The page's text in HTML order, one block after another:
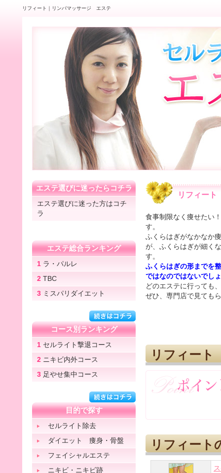
リフィート｜リンパマッサージ エステ
リフィート
食事制限なく痩せたい
す。
ふくらはぎがなかなか
が、ふくらはぎが細く
す。
ふくらはぎの形までを
ではなのではないでし
どのエステに行っても
ぜひ、専門店で見ても
リフィー
リフィート
エステ選びに迷ったらコチラ
エステ選びに迷った方はコチ
ラ
エステ総合ランキング
1 ラ・パルレ
2 TBC
3 ミスパリダイエット
コース別ランキング
1 セルライト撃退コース
2 ニキビ内外コース
3 足やせ集中コース
目的で探す
セルライト除去
ダイエット 痩身・骨盤
フェイシャルエステ
ニキビ・ニキビ跡